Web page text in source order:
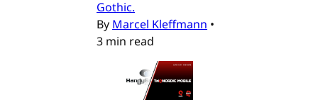
Gothic.
By Marcel Kleffmann •
3 min read